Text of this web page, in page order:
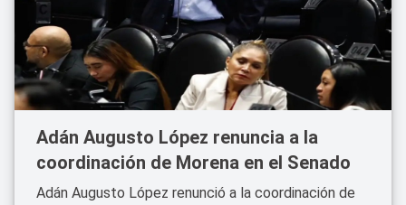
Adán Augusto López renuncia a la
coordinación de Morena en el Senado
Adán Augusto López renunció a la coordinación de